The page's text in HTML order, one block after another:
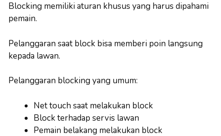
Blocking memiliki aturan khusus yang harus dipahami
pemain.
Pelanggaran saat block bisa memberi poin langsung
kepada lawan.
Pelanggaran blocking yang umum:
Net touch saat melakukan block
Block terhadap servis lawan
Pemain belakang melakukan block